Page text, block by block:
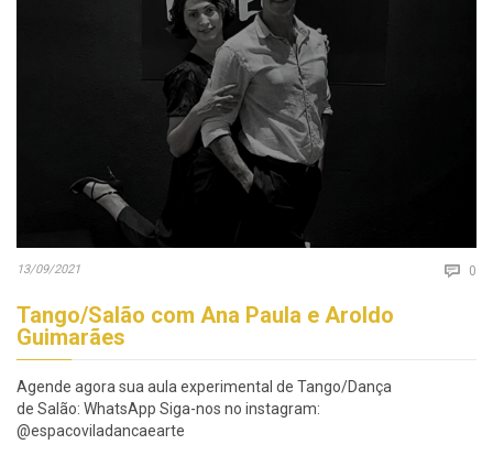
13/09/2021  0
Tango/Salão com Ana Paula e Aroldo
Guimarães
Agende agora sua aula experimental de Tango/Dança
de Salão: WhatsApp Siga-nos no instagram:
@espacoviladancaearte